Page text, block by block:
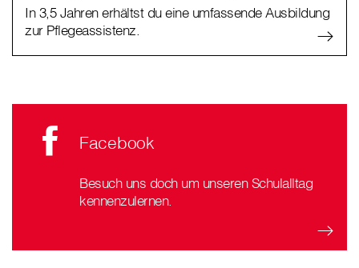
In 3,5 Jahren erhältst du eine umfassende Ausbildung
zur Pflegeassistenz.
Facebook
Besuch uns doch um unseren Schulalltag
kennenzulernen.